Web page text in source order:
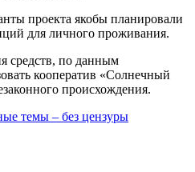
проекта якобы планировали
для личного проживания.
средств, по данным
кооператив «Солнечный
происхождения.
темы – без цензуры